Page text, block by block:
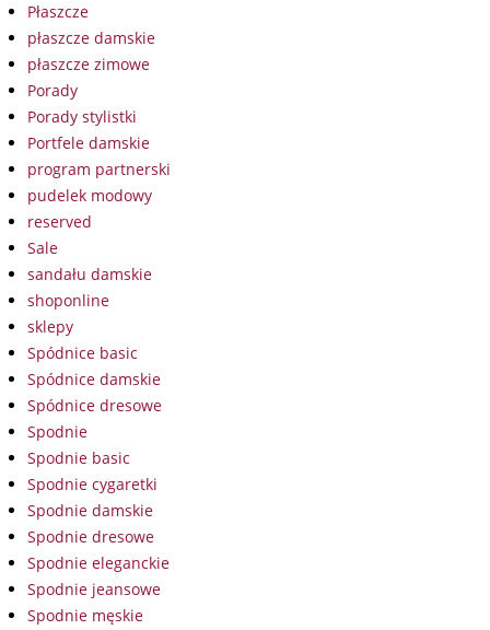
Płaszcze
płaszcze damskie
płaszcze zimowe
Porady
Porady stylistki
Portfele damskie
program partnerski
pudelek modowy
reserved
Sale
sandału damskie
shoponline
sklepy
Spódnice basic
Spódnice damskie
Spódnice dresowe
Spodnie
Spodnie basic
Spodnie cygaretki
Spodnie damskie
Spodnie dresowe
Spodnie eleganckie
Spodnie jeansowe
Spodnie męskie